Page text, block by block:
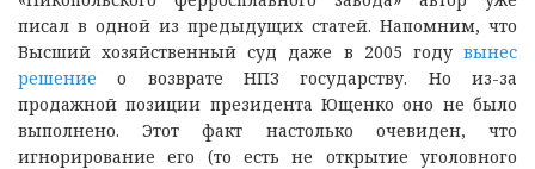
писал в одной из предыдущих статей. Напомним, что
Высший хозяйственный суд даже в 2005 году вынес
решение о возврате НПЗ государству. Но из-за
продажной позиции президента Ющенко оно не было
выполнено. Этот факт настолько очевиден, что
игнорирование его (то есть не открытие уголовного